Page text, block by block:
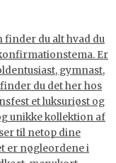
du alt hvad du
Er
gymnast,
du det her hos
et luksuriøst og
unikke kollektion af
til netop dine
er nøgleordene i